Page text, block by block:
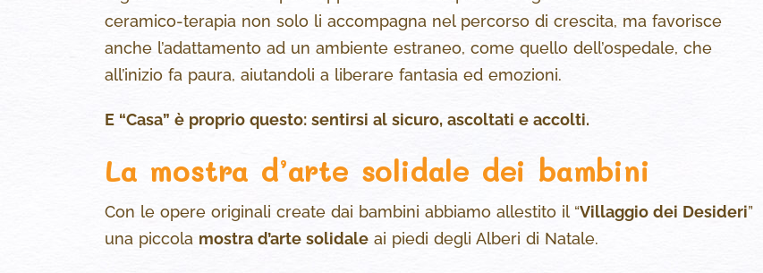
ceramico-terapia non solo li accompagna nel percorso di crescita, ma favorisce
anche l’adattamento ad un ambiente estraneo, come quello dell’ospedale, che
all’inizio fa paura, aiutandoli a liberare fantasia ed emozioni.
E “Casa” è proprio questo: sentirsi al sicuro, ascoltati e accolti.
La mostra d’arte solidale dei bambini
Con le opere originali create dai bambini abbiamo allestito il “Villaggio dei Desideri”
una piccola mostra d’arte solidale ai piedi degli Alberi di Natale.